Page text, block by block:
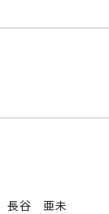
長谷 亜未